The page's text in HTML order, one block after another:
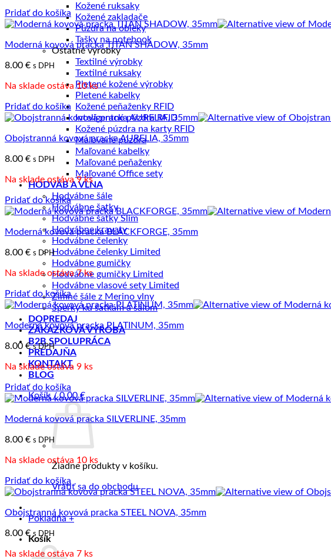
Kožené ruksaky
Kožené zakladače
Púzdra na obleky
Tašky na notebook
Ostatné výrobky
Textilné výrobky
Textilné ruksaky
Pletené kožené výrobky
Pletené kabelky
Kožené peňaženky RFID
Inteligentné púzdra RFID
Kožené púzdra na karty RFID
Maľované púzdra
Maľované kabelky
Maľované peňaženky
Maľované Office sety
HODVÁB A VLNA
Hodvábne šále
Hodvábne šatky
Hodvábne šatky Slim
Hodvábne kravaty
Hodvábne čelenky
Hodvábne čelenky Limited
Hodvábne gumičky
Hodvábne gumičky Limited
Hodvábne vlasové sety Limited
Zimné šále z Merino vlny
Šperky ku šatkám a šálom
DOPREDAJ
ZÁKAZKOVÁ VÝROBA
B2B SPOLUPRÁCA
PREDAJŇA
KONTAKT
BLOG
Košík /0.00€
Žiadne produkty v košíku.
Vrátiť sa do obchodu
Pokladňa +
Košík
Pridať do košíka
Moderná kovová pracka TITAN SHADOW, 35mm
8.00 € s DPH
Na sklade ostáva 10 ks
Pridať do košíka
Obojstranná kovová pracka AURELIA, 35mm
8.00 € s DPH
Na sklade ostáva 9 ks
Pridať do košíka
Moderná kovová pracka BLACKFORGE, 35mm
8.00 € s DPH
Na sklade ostáva 7 ks
Pridať do košíka
Moderná kovová pracka PLATINUM, 35mm
8.00 € s DPH
Na sklade ostáva 9 ks
Pridať do košíka
Moderná kovová pracka SILVERLINE, 35mm
8.00 € s DPH
Na sklade ostáva 10 ks
Pridať do košíka
Obojstranná kovová pracka STEEL NOVA, 35mm
8.00 € s DPH
Na sklade ostáva 7 ks